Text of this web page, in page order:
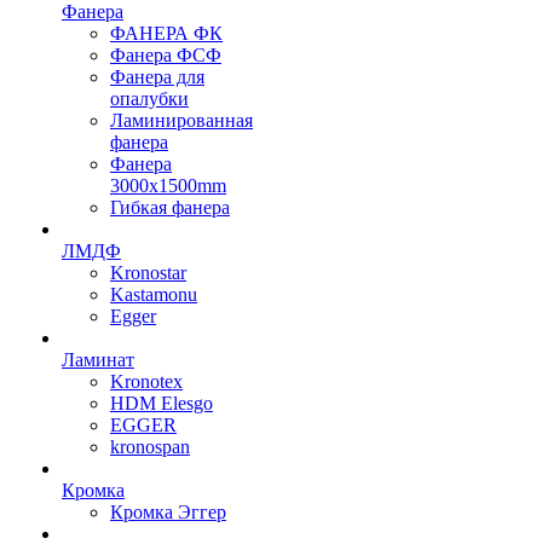
Фанера
ФАНЕРА ФК
Фанера ФСФ
Фанера для
опалубки
Ламинированная
фанера
Фанера
3000х1500mm
Гибкая фанера
ЛМДФ
Kronostar
Kastamonu
Egger
Ламинат
Kronotex
HDM Elesgo
EGGER
kronospan
Кромка
Кромка Эггер